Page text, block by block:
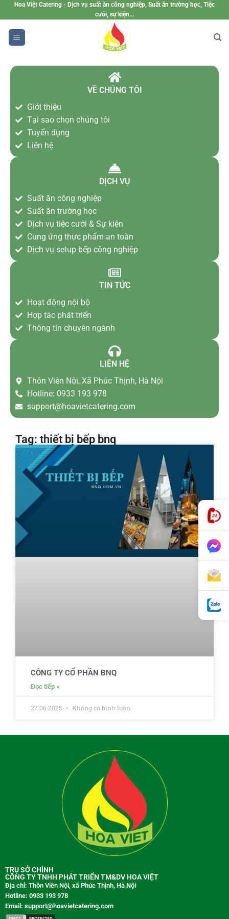
Hoa Việt Catering - Dịch vụ suất ăn công nghiệp, Suất ăn trường học, Tiệc
cưới, sự kiện...
VỀ CHÚNG TÔI
Giới thiệu
Tại sao chọn chúng tôi
Tuyển dụng
Liên hệ
DỊCH VỤ
Suất ăn công nghiệp
Suất ăn trường học
Dịch vụ tiệc cưới & Sự kiện
Cung ứng thực phẩm an toàn
Dịch vụ setup bếp công nghiệp
TIN TỨC
Hoạt động nội bộ
Hợp tác phát triển
Thông tin chuyên ngành
LIÊN HỆ
Thôn Viên Nội, Xã Phúc Thịnh, Hà Nội
Hotline: 0933 193 978
support@hoavietcatering.com
Tag: thiết bị bếp bnq
CÔNG TY CỔ PHẦN BNQ
Đọc tiếp »
27.06.2025 Không có bình luận
TRỤ SỞ CHÍNH
CÔNG TY TNHH PHÁT TRIỂN TM&DV HOA VIỆT
Địa chỉ: Thôn Viên Nội, xã Phúc Thịnh, Hà Nội
Hotline: 0933 193 978
Email: support@hoavietcatering.com